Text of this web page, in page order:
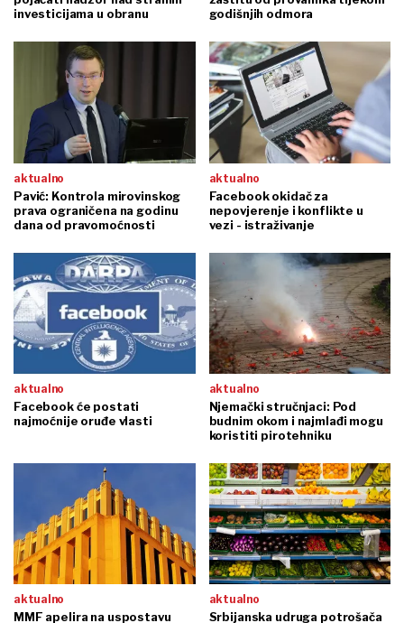
investicijama u obranu
godišnjih odmora
aktualno
Pavić: Kontrola mirovinskog
prava ograničena na godinu
dana od pravomoćnosti
aktualno
Facebook okidač za
nepovjerenje i konflikte u
vezi - istraživanje
aktualno
Facebook će postati
najmoćnije oruđe vlasti
aktualno
Njemački stručnjaci: Pod
budnim okom i najmlađi mogu
koristiti pirotehniku
aktualno
MMF apelira na uspostavu
aktualno
Srbijanska udruga potrošača